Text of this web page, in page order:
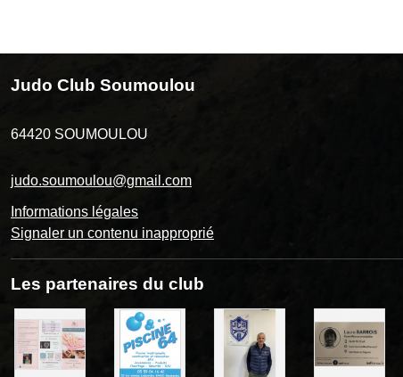
Judo Club Soumoulou
64420 SOUMOULOU
judo.soumoulou@gmail.com
Informations légales
Signaler un contenu inapproprié
Les partenaires du club